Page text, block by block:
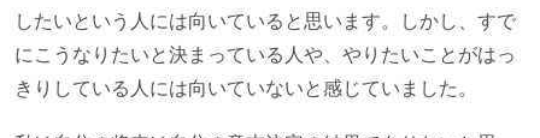
したいという人には向いていると思います。しかし、すで
にこうなりたいと決まっている人や、やりたいことがはっ
きりしている人には向いていないと感じていました。